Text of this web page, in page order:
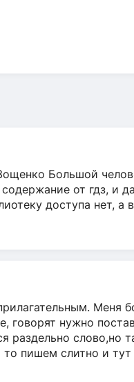
Большой
содержание от гдз, и
доступа нет, а
Меня
говорят нужно
раздельно слово,но
пишем слитно и тут